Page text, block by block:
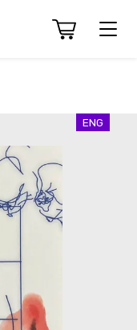
ENG